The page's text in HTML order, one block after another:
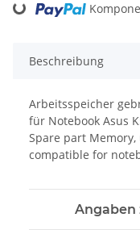
Loading...
Beschreibung
Arbeitsspeicher
für Notebook Asus
Spare part
compatible for